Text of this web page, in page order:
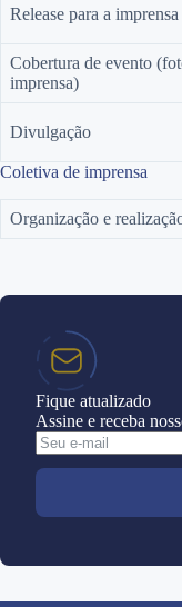
Release para a imprensa
Cobertura de evento
imprensa)
Divulgação
Coletiva de imprensa
Organização e
Fique atualizado
Assine e receba